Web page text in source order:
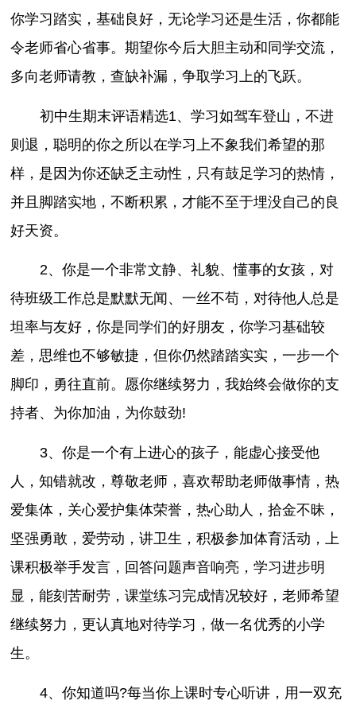
你学习踏实，基础良好，无论学习还是生活，你都能
令老师省心省事。期望你今后大胆主动和同学交流，
多向老师请教，查缺补漏，争取学习上的飞跃。
初中生期末评语精选1、学习如驾车登山，不进
则退，聪明的你之所以在学习上不象我们希望的那
样，是因为你还缺乏主动性，只有鼓足学习的热情，
并且脚踏实地，不断积累，才能不至于埋没自己的良
好天资。
2、你是一个非常文静、礼貌、懂事的女孩，对
待班级工作总是默默无闻、一丝不苟，对待他人总是
坦率与友好，你是同学们的好朋友，你学习基础较
差，思维也不够敏捷，但你仍然踏踏实实，一步一个
脚印，勇往直前。愿你继续努力，我始终会做你的支
持者、为你加油，为你鼓劲!
3、你是一个有上进心的孩子，能虚心接受他
人，知错就改，尊敬老师，喜欢帮助老师做事情，热
爱集体，关心爱护集体荣誉，热心助人，拾金不昧，
坚强勇敢，爱劳动，讲卫生，积极参加体育活动，上
课积极举手发言，回答问题声音响亮，学习进步明
显，能刻苦耐劳，课堂练习完成情况较好，老师希望
继续努力，更认真地对待学习，做一名优秀的小学
生。
4、你知道吗?每当你上课时专心听讲，用一双充